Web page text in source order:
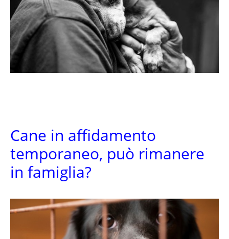
Cane in affidamento
temporaneo, può rimanere
in famiglia?